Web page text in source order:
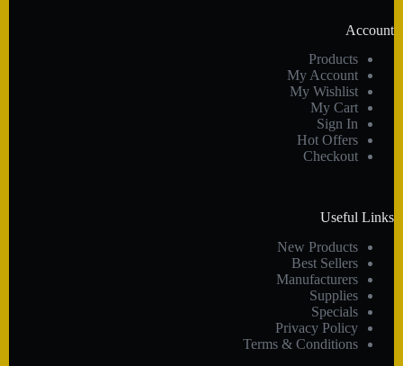
Account
Products
My Account
My Wishlist
My Cart
Sign In
Hot Offers
Checkout
Useful Links
New Products
Best Sellers
Manufacturers
Supplies
Specials
Privacy Policy
Terms & Conditions